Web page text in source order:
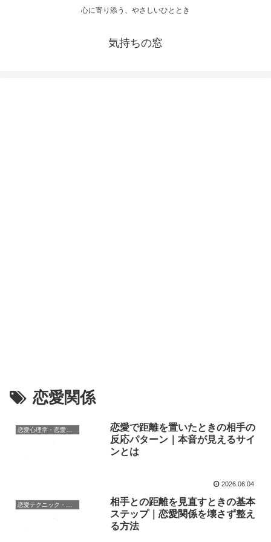
心に寄り添う、やさしいひととき
気持ちの窓
恋愛関係
恋愛心理学・恋愛の科学
恋愛で距離を置いたときの相手の
反応パターン｜本音が見えるサイ
ンとは
2026.06.04
相手との距離を見直すときの基本
ステップ｜恋愛関係を壊さず整え
る方法